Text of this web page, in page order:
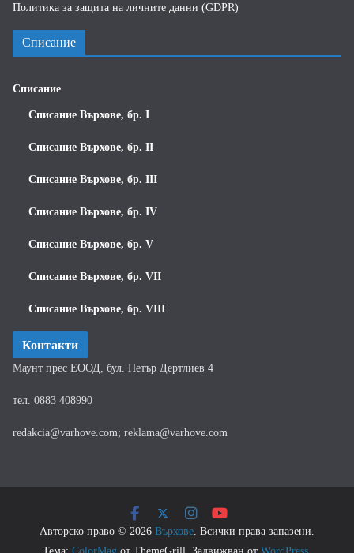
Политика за защита на личните данни (GDPR)
Списание
Списание
Списание Върхове, бр. I
Списание Върхове, бр. II
Списание Върхове, бр. III
Списание Върхове, бр. IV
Списание Върхове, бр. V
Списание Върхове, бр. VII
Списание Върхове, бр. VIII
Контакти
Маунт прес ЕООД, бул. Петър Дертлиев 4
тел. 0883 408990
redakcia@varhove.com; reklama@varhove.com
Авторско право © 2026 Върхове. Всички права запазени.